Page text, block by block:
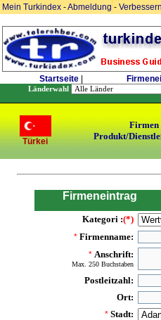
Mein Turkindex -Abmeldung-
Startseite
Länderwahl
Türkei
Firmen
Produkt/
Firmeneintrag
Kategori :(*)
* Firmenname:
* Anschrift:
Max. 250 Buchstaben
Postleitzahl:
Ort:
* Stadt: